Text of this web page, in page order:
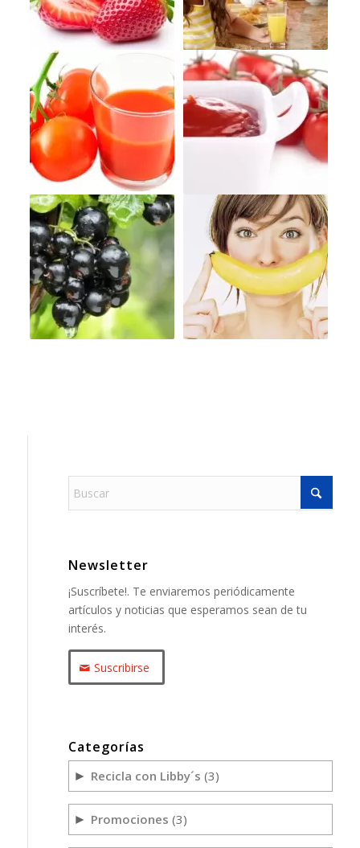
Newsletter
¡Suscríbete!. Te enviaremos periódicamente
artículos y noticias que esperamos sean de tu
interés.
Suscribirse
Categorías
► Recicla con Libby´s (3)
► Promociones (3)